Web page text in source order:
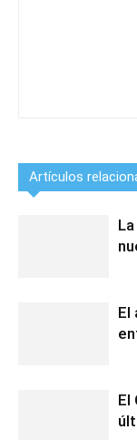
Artículos
El
El